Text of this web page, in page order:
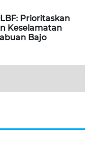
Prioritaskan
Keselamatan
Bajo